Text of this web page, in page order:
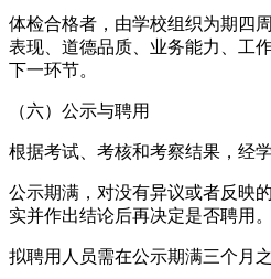
体检合格者，由学校组织为期四
表现、道德品质、业务能力、工
下一环节。
（六）公示与聘用
根据考试、考核和考察结果，经
公示期满，对没有异议或者反映
实并作出结论后再决定是否聘用。
拟聘用人员需在公示期满三个月